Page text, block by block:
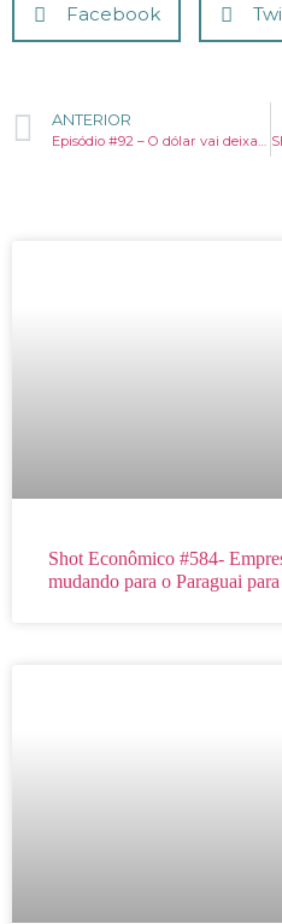
Facebook
ANTERIOR
Shot Econômico #584-
mudando para o Paraguai